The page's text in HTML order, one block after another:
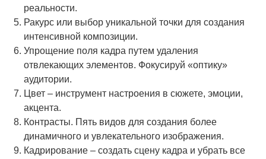
реальности.
Ракурс или выбор уникальной точки для создания
интенсивной композиции.
Упрощение поля кадра путем удаления
отвлекающих элементов. Фокусируй «оптику»
аудитории.
Цвет – инструмент настроения в сюжете, эмоции,
акцента.
Контрасты. Пять видов для создания более
динамичного и увлекательного изображения.
Кадрирование – создать сцену кадра и убрать все